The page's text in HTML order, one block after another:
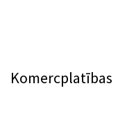
Komercplatības